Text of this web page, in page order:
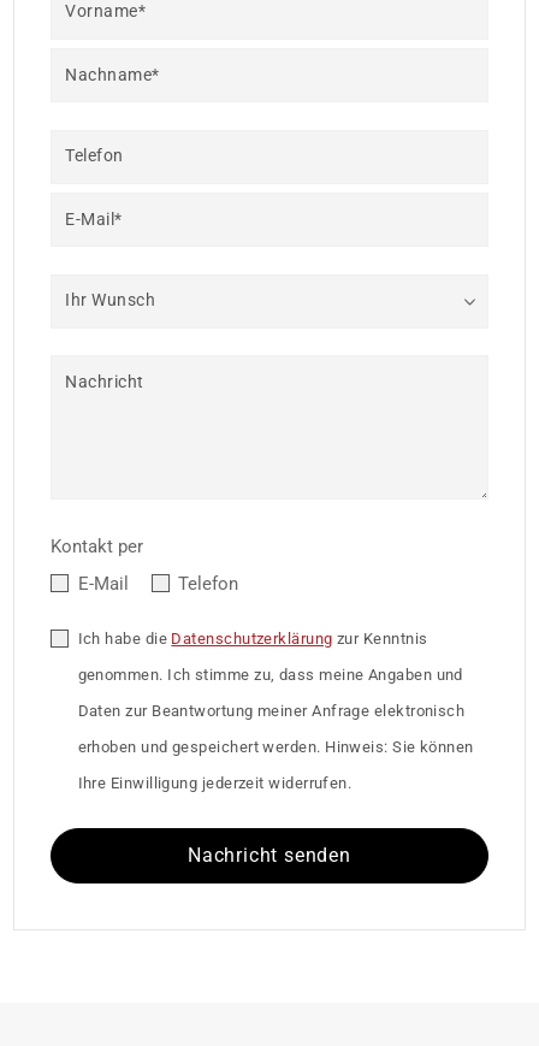
Vorname*
Nachname*
Telefon
E-Mail*
Ihr Wunsch
Nachricht
Kontakt per
E-Mail
Telefon
Ich habe die Datenschutzerklärung zur Kenntnis
genommen. Ich stimme zu, dass meine Angaben und
Daten zur Beantwortung meiner Anfrage elektronisch
erhoben und gespeichert werden. Hinweis: Sie können
Ihre Einwilligung jederzeit widerrufen.
Nachricht senden